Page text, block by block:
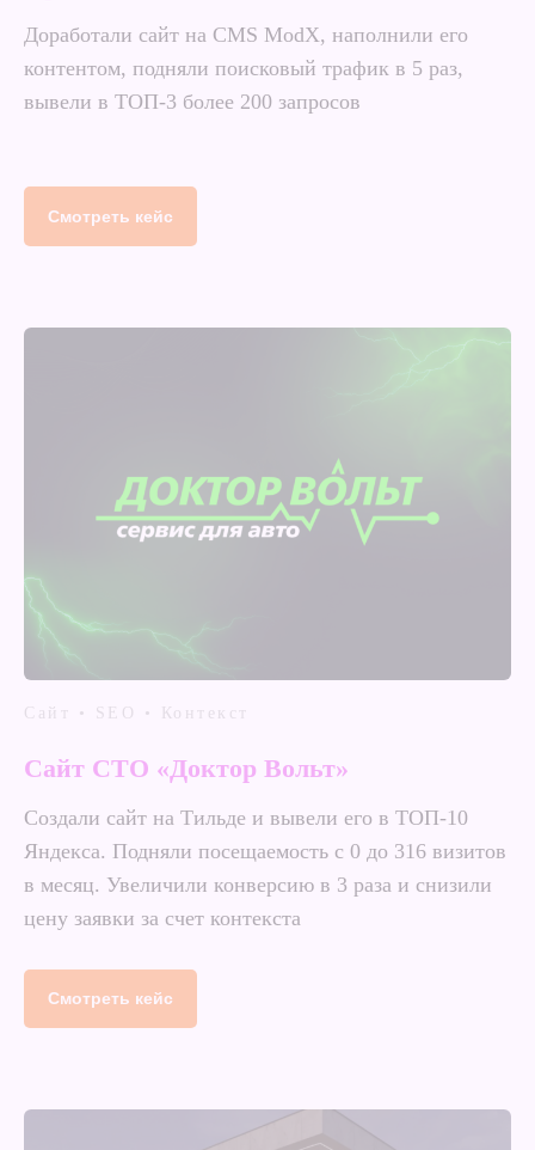
Доработали сайт на CMS ModX, наполнили его
контентом, подняли поисковый трафик в 5 раз,
вывели в ТОП-3 более 200 запросов
Смотреть кейс
Сайт • SEO • Контекст
Сайт СТО «Доктор Вольт»
Создали сайт на Тильде и вывели его в ТОП-10
Яндекса. Подняли посещаемость с 0 до 316 визитов
в месяц. Увеличили конверсию в 3 раза и снизили
цену заявки за счет контекста
Смотреть кейс